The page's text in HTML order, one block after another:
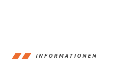
INFORMATIONEN